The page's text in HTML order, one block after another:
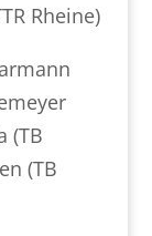
Rheine)
(TB
(TB